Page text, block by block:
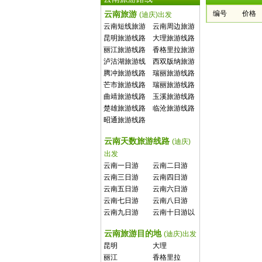
云南旅游 (迪庆)出发
云南短线旅游
线路
云南周边旅游
线路
昆明旅游线路
大理旅游线路
丽江旅游线路
香格里拉旅游
线路
泸沽湖旅游线
路
西双版纳旅游
线路
腾冲旅游线路
瑞丽旅游线路
芒市旅游线路
瑞丽旅游线路
曲靖旅游线路
玉溪旅游线路
楚雄旅游线路
临沧旅游线路
昭通旅游线路
云南天数旅游线路 (迪庆)
出发
云南一日游
云南二日游
云南三日游
云南四日游
云南五日游
云南六日游
云南七日游
云南八日游
云南九日游
云南十日游以
云南旅游目的地 (迪庆)出发
昆明
大理
丽江
香格里拉
编号 价格